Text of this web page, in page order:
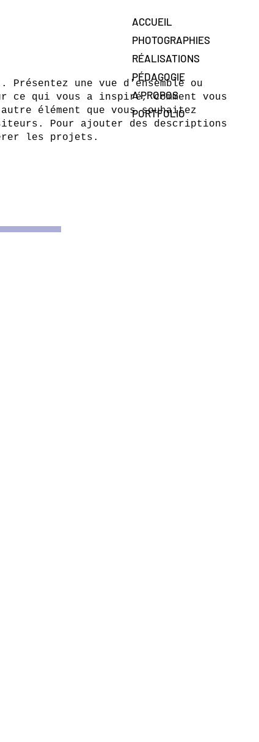
ACCUEIL
PHOTOGRAPHIES
RÉALISATIONS
PÉDAGOGIE
A PROPOS
PORTFOLIO
une vue d'ensemble ou
ce qui vous a inspiré, comment vous
élément que vous souhaitez
Pour ajouter des descriptions
les projets.